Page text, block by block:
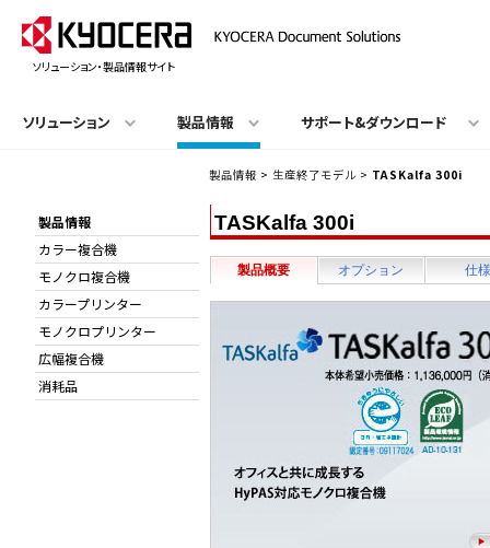
ソリューション・製品情報サイト
ソリューション 製品情報 サポート&ダウンロード
製品情報 > 生産終了モデル > TASKalfa 300i
TASKalfa 300i
製品概要 オプション 仕様
製品情報
カラー複合機
モノクロ複合機
カラープリンター
モノクロプリンター
広幅複合機
消耗品